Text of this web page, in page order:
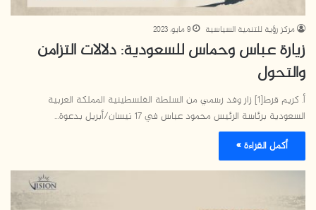
مركز رؤية للتنمية السياسية 9 مايو، 2023
زيارة عباس وحماس للسعودية: دلالات التزامن
والتحول
أ. كريم قرط[1] زار وفد رسمي من السلطة الفلسطينية المملكة العربية
السعودية برئاسة الرئيس محمود عباس في 17 نيسان/أبريل بدعوة…
أكمل القراءة »